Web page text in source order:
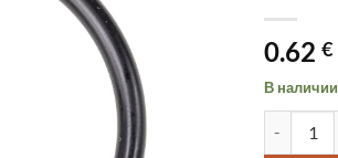
0.62 €
В наличии